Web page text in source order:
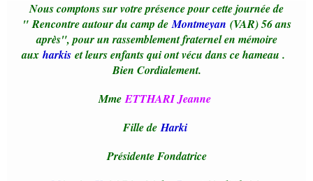
Nous comptons sur votre présence pour cette journée de
"Rencontre autour du camp deMontmeyan (VAR) 56 ans
après", pour un rassemblement fraternel en mémoire
aux harkiset leurs enfants qui ont vécu dans ce hameau .
Bien Cordialement.
Mme ETTHARI Jeanne
Fille de Harki
Présidente Fondatrice